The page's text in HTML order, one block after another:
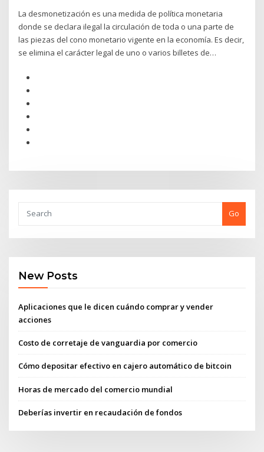
La desmonetización es una medida de política monetaria
donde se declara ilegal la circulación de toda o una parte de
las piezas del cono monetario vigente en la economía. Es decir,
se elimina el carácter legal de uno o varios billetes de…
Go
New Posts
Aplicaciones que le dicen cuándo comprar y vender
acciones
Costo de corretaje de vanguardia por comercio
Cómo depositar efectivo en cajero automático de bitcoin
Horas de mercado del comercio mundial
Deberías invertir en recaudación de fondos